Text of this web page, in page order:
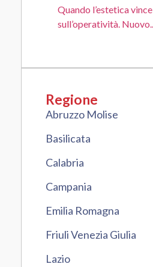
Quando l’estetica vince
sull’operatività. Nuovo...
Regione
Abruzzo Molise
Basilicata
Calabria
Campania
Emilia Romagna
Friuli Venezia Giulia
Lazio